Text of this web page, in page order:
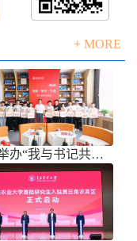
+ MORE
学校举办“我与书记共话成长”师生面